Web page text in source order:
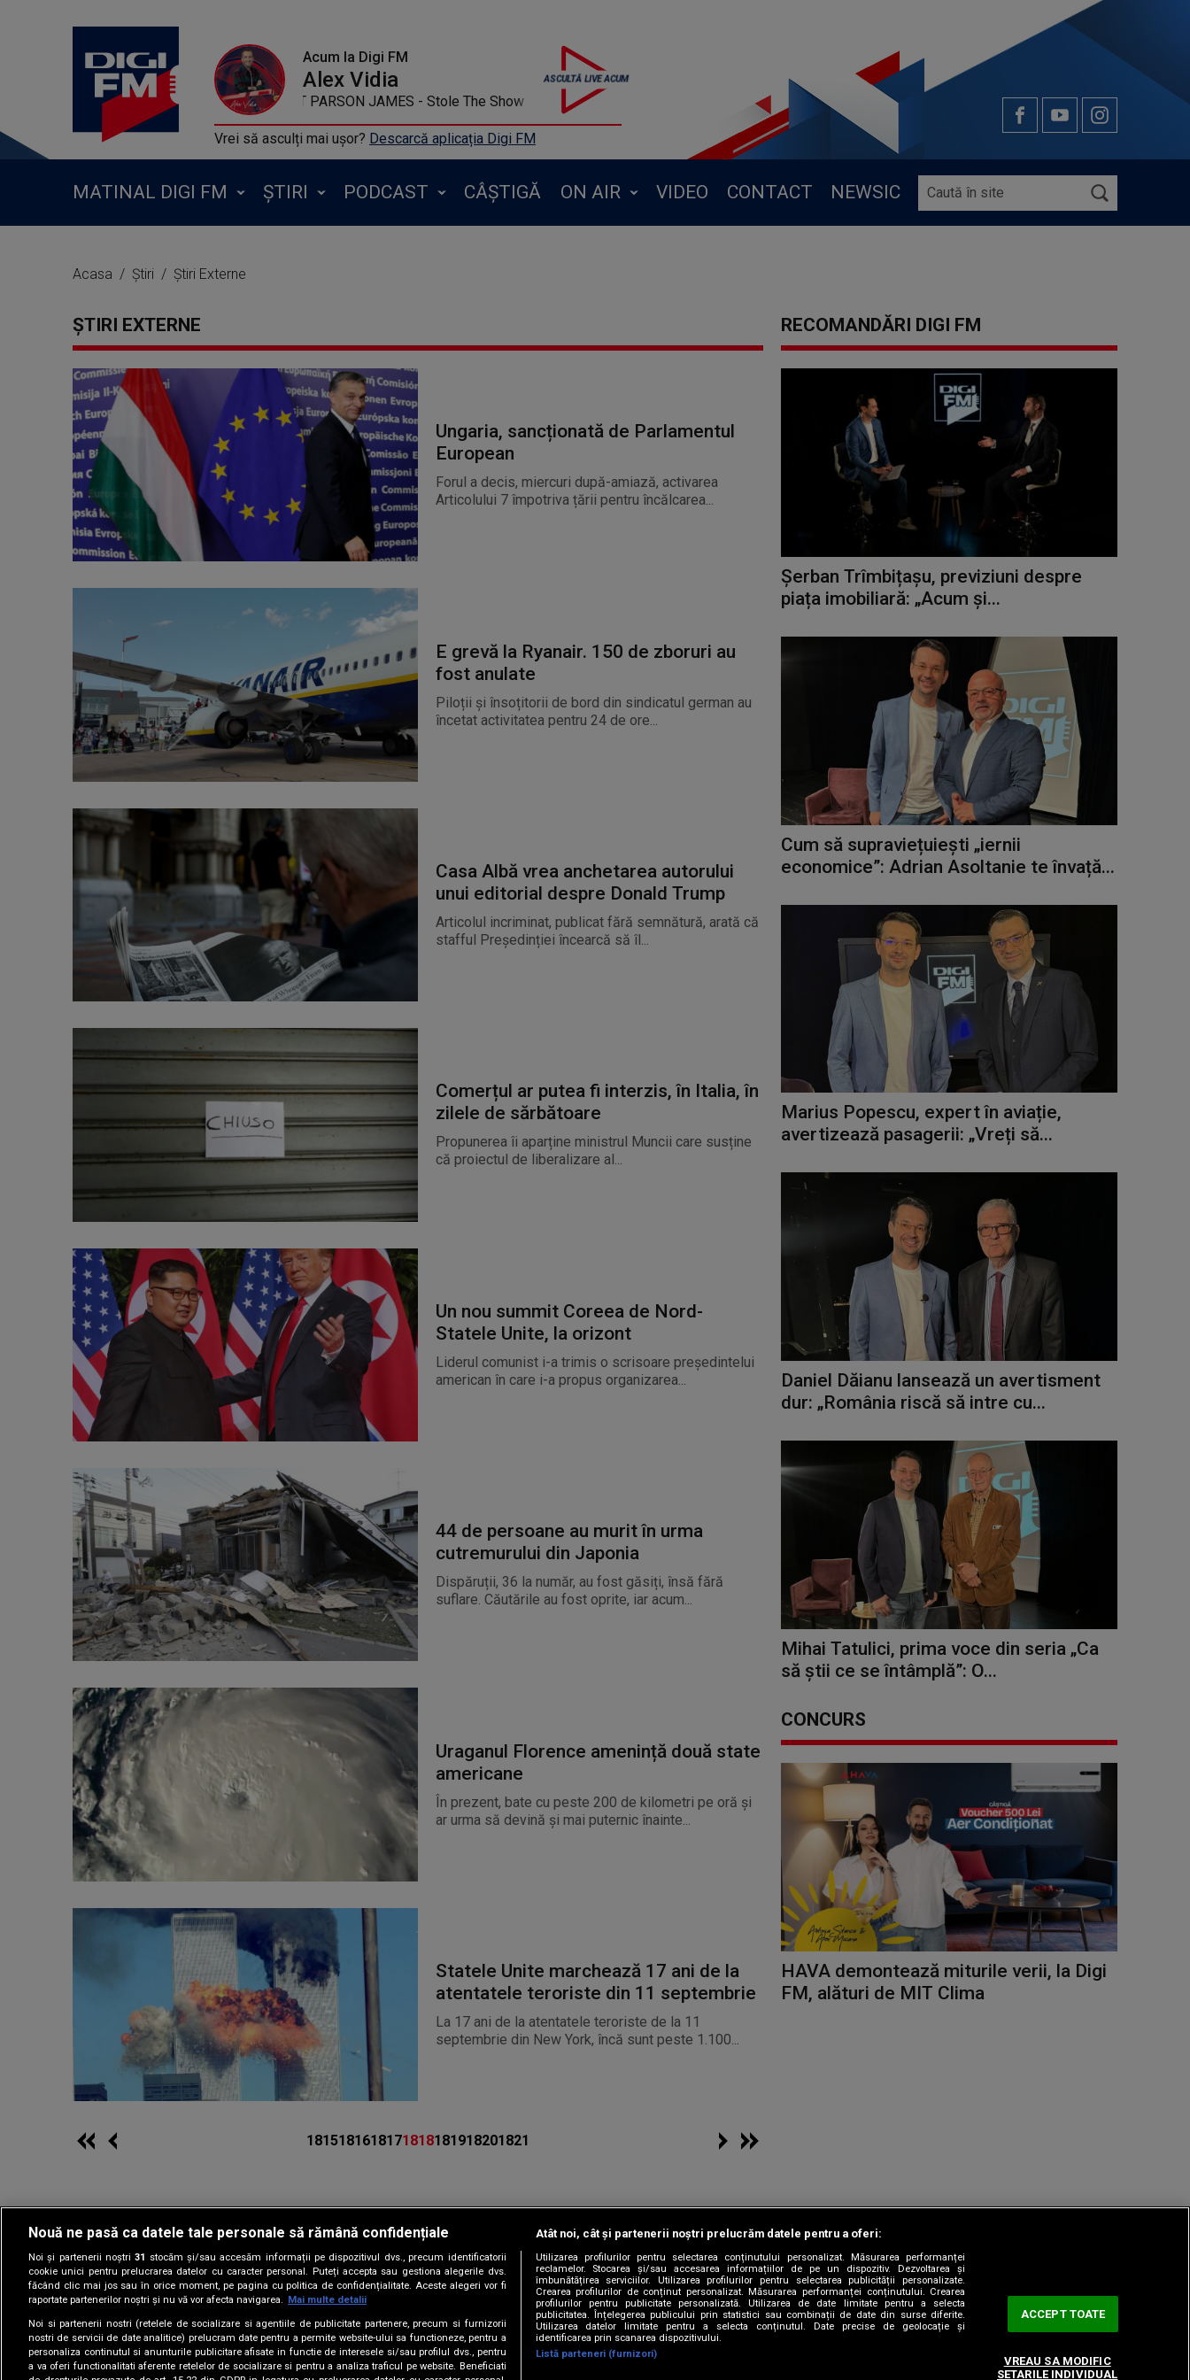
Acum la Digi FM
Alex Vidia
KYGO FEAT PARSON JAMES - Stole The Show
Vrei să asculți mai ușor? Descarcă aplicația Digi FM
MATINAL DIGI FM ȘTIRI PODCAST CÂȘTIGĂ ON AIR VIDEO CONTACT NEWSIC
Acasa Știri Știri Externe
ȘTIRI EXTERNE
Ungaria, sancționată de Parlamentul
European
Forul a decis, miercuri după-amiază, activarea
Articolului 7 împotriva țării pentru încălcarea...
E grevă la Ryanair. 150 de zboruri au
fost anulate
Piloții și însoțitorii de bord din sindicatul german au
încetat activitatea pentru 24 de ore...
Casa Albă vrea anchetarea autorului
unui editorial despre Donald Trump
Articolul incriminat, publicat fără semnătură, arată că
stafful Președinției încearcă să îl...
Comerțul ar putea fi interzis, în Italia, în
zilele de sărbătoare
Propunerea îi aparține ministrul Muncii care susține
că proiectul de liberalizare al...
Un nou summit Coreea de Nord-
Statele Unite, la orizont
Liderul comunist i-a trimis o scrisoare președintelui
american în care i-a propus organizarea...
44 de persoane au murit în urma
cutremurului din Japonia
Dispăruții, 36 la număr, au fost găsiți, însă fără
suflare. Căutările au fost oprite, iar acum...
Uraganul Florence amenință două state
americane
În prezent, bate cu peste 200 de kilometri pe oră și
ar urma să devină și mai puternic înainte...
Statele Unite marchează 17 ani de la
atentatele teroriste din 11 septembrie
La 17 ani de la atentatele teroriste de la 11
septembrie din New York, încă sunt peste 1.100...
1815181618171818181918201821
RECOMANDĂRI DIGI FM
Șerban Trîmbițașu, previziuni despre
piața imobiliară: „Acum și...
Cum să supraviețuiești „iernii
economice”: Adrian Asoltanie te învață...
Marius Popescu, expert în aviație,
avertizează pasagerii: „Vreți să...
Daniel Dăianu lansează un avertisment
dur: „România riscă să intre cu...
Mihai Tatulici, prima voce din seria „Ca
să știi ce se întâmplă”: O...
CONCURS
HAVA demontează miturile verii, la Digi
FM, alături de MIT Clima
Copyright © 2026 / DIGI ROMANIA S.A.
Gestionați preferințele|Termeni și condiții |Politica de confidențialitate|Contact/Info| Codul etic|Sitemap
Urmărește-ne și pe
Nouă ne pasă ca datele tale personale să rămână confidențiale
Noi și partenerii noștri31 stocăm și/sau accesăm informații pe dispozitivul dvs., precum identificatorii
cookie unici pentru prelucrarea datelor cu caracter personal. Puteți accepta sau gestiona alegerile dvs.
făcând clic mai jos sau în orice moment, pe pagina cu politica de confidențialitate. Aceste alegeri vor fi
raportate partenerilor noștri și nu vă vor afecta navigarea. Mai multe detalii
Noi si partenerii nostri (retelele de socializare si agentiile de publicitate partenere, precum si furnizorii
nostri de servicii de date analitice) prelucram date pentru a permite website-ului sa functioneze, pentru a
personaliza continutul si anunturile publicitare afisate in functie de interesele si/sau profilul dvs., pentru
a va oferi functionalitati aferente retelelor de socializare si pentru a analiza traficul pe website. Beneficiati
Atât noi, cât și partenerii noștri prelucrăm datele pentru a oferi:
Utilizarea profilurilor pentru selectarea conținutului personalizat. Măsurarea performanței
reclamelor. Stocarea și/sau accesarea informațiilor de pe un dispozitiv. Dezvoltarea și
îmbunătățirea serviciilor. Utilizarea profilurilor pentru selectarea publicității personalizate.
Crearea profilurilor de conținut personalizat. Măsurarea performanței conținutului. Crearea
profilurilor pentru publicitate personalizată. Utilizarea de date limitate pentru a selecta
publicitatea. Înțelegerea publicului prin statistici sau combinații de date din surse diferite.
Utilizarea datelor limitate pentru a selecta conținutul. Date precise de geolocație și
identificarea prin scanarea dispozitivului.
Listă parteneri (furnizori)
ACCEPT TOATE
VREAU SA MODIFIC
SETARILE INDIVIDUAL